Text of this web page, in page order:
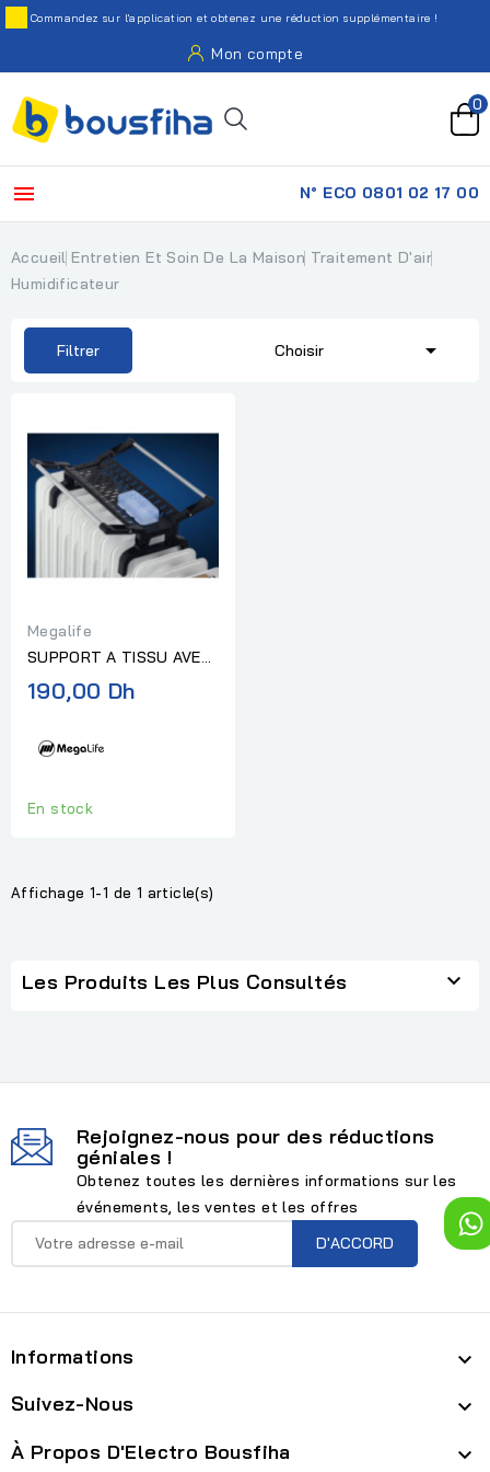
Commandez sur l'application et obtenez une réduction supplémentaire !
Mon compte
0
 N° ECO 0801 02 17 00
Accueil Entretien Et Soin De La Maison Traitement D'air
Humidificateur
Filtrer Choisir 
Megalife
SUPPORT A TISSU AVEC
HUMIDIFICATEUR
MEGALIFE
190,00 Dh
En stock
Affichage 1-1 de 1 article(s)
Les Produits Les Plus Consultés 
Rejoignez-nous pour des réductions
géniales !
Obtenez toutes les dernières informations sur les
événements, les ventes et les offres
Informations 
Suivez-Nous 
À Propos D'Electro Bousfiha 